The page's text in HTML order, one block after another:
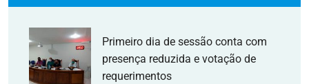
Primeiro dia de sessão conta com
presença reduzida e votação de
requerimentos